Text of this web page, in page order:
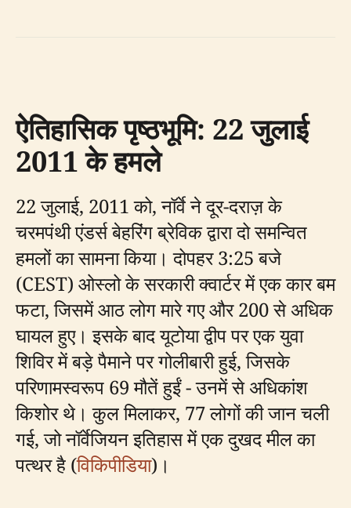
ऐतिहासिक पृष्ठभूमि: 22 जुलाई
2011 के हमले
22 जुलाई, 2011 को, नॉर्वे ने दूर-दराज़ के
चरमपंथी एंडर्स बेहरिंग ब्रेविक द्वारा दो समन्वित
हमलों का सामना किया। दोपहर 3:25 बजे
(CEST) ओस्लो के सरकारी क्वार्टर में एक कार बम
फटा, जिसमें आठ लोग मारे गए और 200 से अधिक
घायल हुए। इसके बाद यूटोया द्वीप पर एक युवा
शिविर में बड़े पैमाने पर गोलीबारी हुई, जिसके
परिणामस्वरूप 69 मौतें हुईं - उनमें से अधिकांश
किशोर थे। कुल मिलाकर, 77 लोगों की जान चली
गई, जो नॉर्वेजियन इतिहास में एक दुखद मील का
पत्थर है (विकिपीडिया)।